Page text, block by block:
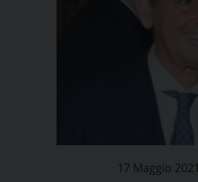
17 Maggio 2021